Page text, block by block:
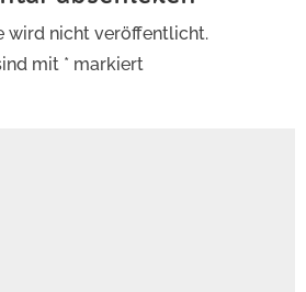
wird nicht veröffentlicht.
mit * markiert